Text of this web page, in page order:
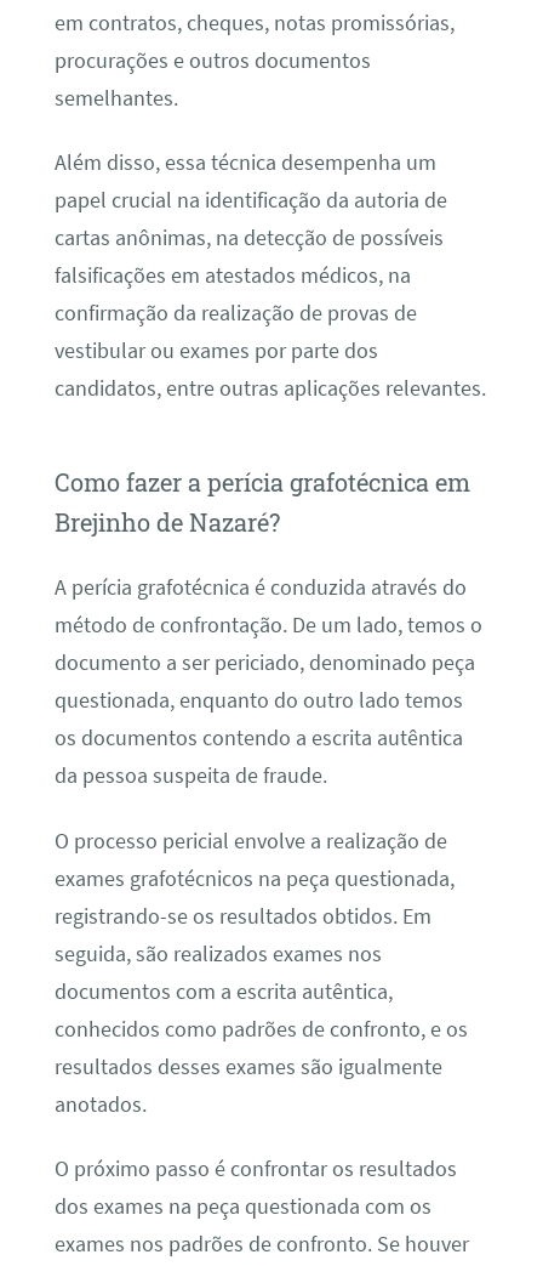
em contratos, cheques, notas promissórias,
procurações e outros documentos
semelhantes.
Além disso, essa técnica desempenha um
papel crucial na identificação da autoria de
cartas anônimas, na detecção de possíveis
falsificações em atestados médicos, na
confirmação da realização de provas de
vestibular ou exames por parte dos
candidatos, entre outras aplicações relevantes.
Como fazer a perícia grafotécnica em
Brejinho de Nazaré?
A perícia grafotécnica é conduzida através do
método de confrontação. De um lado, temos o
documento a ser periciado, denominado peça
questionada, enquanto do outro lado temos
os documentos contendo a escrita autêntica
da pessoa suspeita de fraude.
O processo pericial envolve a realização de
exames grafotécnicos na peça questionada,
registrando-se os resultados obtidos. Em
seguida, são realizados exames nos
documentos com a escrita autêntica,
conhecidos como padrões de confronto, e os
resultados desses exames são igualmente
anotados.
O próximo passo é confrontar os resultados
dos exames na peça questionada com os
exames nos padrões de confronto. Se houver